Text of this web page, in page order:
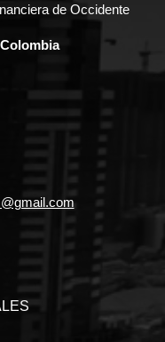
de Occidente